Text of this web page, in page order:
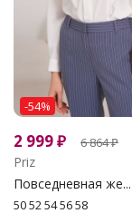
-54%
2 999₽ 6 864₽
Priz
Повседневная же...
50 52 54 56 58